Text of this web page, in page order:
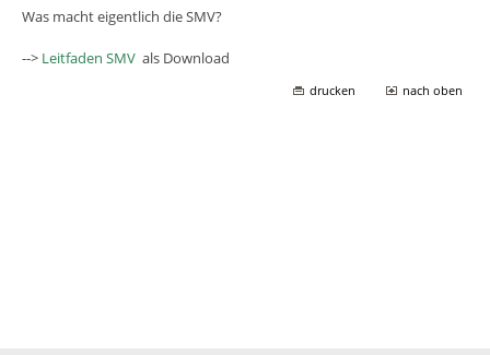
Was macht eigentlich die SMV?
--> Leitfaden SMV als Download
drucken nach oben